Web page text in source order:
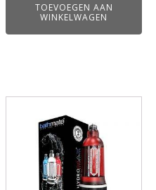
TOEVOEGEN AAN
WINKELWAGEN